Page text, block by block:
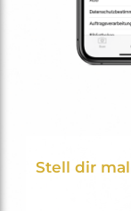
Stell dir